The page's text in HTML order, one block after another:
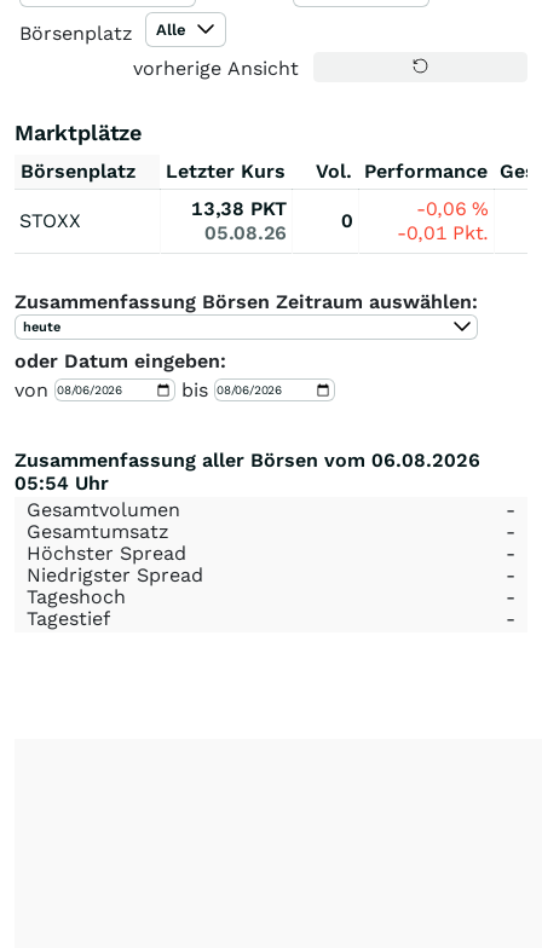
Börsenplatz Alle
vorherige Ansicht
Marktplätze
Börsenplatz Letzter Kurs Vol. Performance
STOXX
13,38 PKT
05.08.26
0
-0,06%
-0,01 Pkt.
Zusammenfassung Börsen Zeitraum auswählen:
heute
oder Datum eingeben:
von
bis
Zusammenfassung aller Börsen vom 06.08.2026
05:54 Uhr
Gesamtvolumen
-
Gesamtumsatz
-
Höchster Spread
-
Niedrigster Spread
-
Tageshoch
-
Tagestief
-